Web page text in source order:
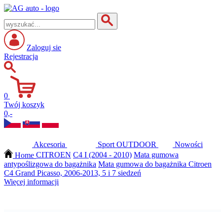
Zaloguj sie
Rejestracja
0
Twój koszyk
0,-
Akcesoria Sport OUTDOOR
Nowości
Home CITROEN C4 I (2004 - 2010) Mata gumowa
antypoślizgowa do bagażnika Mata gumowa do bagażnika Citroen
C4 Grand Picasso, 2006-2013, 5 i 7 siedzeń
Więcej informacji